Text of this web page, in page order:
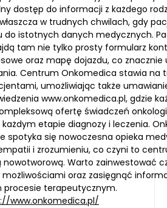
dostęp do informacji z każdego
w trudnych chwilach, gdy
do istotnych danych medycznych.
tam nie tylko prosty formularz
oraz mapę dojazdu, co znacznie
Centrum Onkomedica stawia na
umożliwiając także
www.onkomedica.pl, gdzie
ofertę świadczeń
każdym etapie diagnozy i leczenia.
spotyka się nowoczesna opieka
i zrozumieniu, co czyni to
Warto zainwestować
oraz zasięgnąć
terapeutycznym.
www.onkomedica.pl/